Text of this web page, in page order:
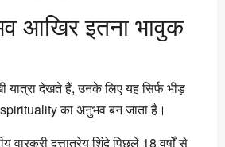
आखिर इतना भावुक
यात्रा देखते हैं, उनके लिए यह सिर्फ भीड़
का अनुभव बन जाता है।
वारकरी दत्तात्रेय शिंदे पिछले 18 वर्षों से